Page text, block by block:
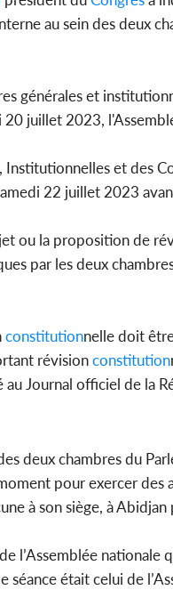
au sein des deux
générales et
juillet 2023,
Institutionnelles et des
22 juillet 2023
ou la proposition de
par les deux
constitutionnelle doit
révisionconstitution
Journal officiel de la
deux chambres du
pour exercer
à son siège, à
l’Assemblée nationale
était celui de